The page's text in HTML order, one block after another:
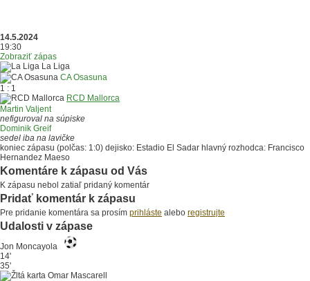
Mallorca
14.5.2024
19:30
Zobraziť zápas
La Liga
CA Osasuna
1 : 1
RCD Mallorca
Martin Valjent
nefiguroval na súpiske
Dominik Greif
sedel iba na lavičke
koniec zápasu (polčas: 1:0) dejisko: Estadio El Sadar hlavný rozhodca: Francisco
Hernandez Maeso
Komentáre k zápasu od Vás
K zápasu nebol zatiaľ pridaný komentár
Pridať komentár k zápasu
Pre pridanie komentára sa prosím prihláste alebo registrujte
Udalosti v zápase
Jon Moncayola
14'
35'
Omar Mascarell